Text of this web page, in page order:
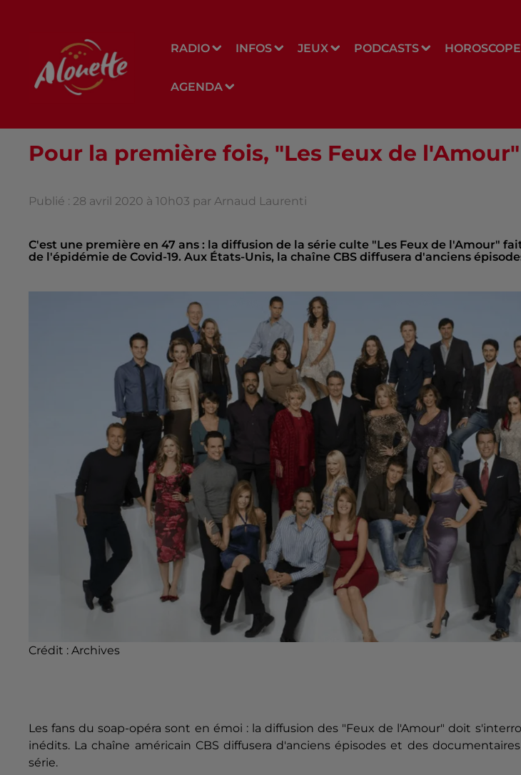
RADIO INFOS JEUX PODCASTS HOROSCOPE
AGENDA
Pour la première fois, "Les Feux de
Publié : 28 avril 2020 à 10h03 par Arnaud Laurenti
C'est une première en 47 ans : la diffusion de la série culte "Les Feux de l'Amour"
de l'épidémie de Covid-19. Aux États-Unis, la chaîne CBS diffusera d'anciens
Crédit : Archives
Les fans du soap-opéra sont en émoi : la diffusion des "Feux de l'Amour" doit
inédits. La chaîne américain CBS diffusera d'anciens épisodes et des
série.